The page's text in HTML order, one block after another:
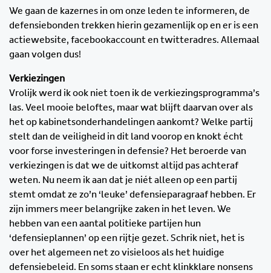
We gaan de kazernes in om onze leden te informeren, de
defensiebonden trekken hierin gezamenlijk op en er is een
actiewebsite, facebookaccount en twitteradres. Allemaal
gaan volgen dus!
Verkiezingen
Vrolijk werd ik ook niet toen ik de verkiezingsprogramma’s
las. Veel mooie beloftes, maar wat blijft daarvan over als
het op kabinetsonderhandelingen aankomt? Welke partij
stelt dan de veiligheid in dit land voorop en knokt écht
voor forse investeringen in defensie? Het beroerde van
verkiezingen is dat we de uitkomst altijd pas achteraf
weten. Nu neem ik aan dat je niét alleen op een partij
stemt omdat ze zo’n ‘leuke’ defensieparagraaf hebben. Er
zijn immers meer belangrijke zaken in het leven. We
hebben van een aantal politieke partijen hun
‘defensieplannen’ op een rijtje gezet. Schrik niet, het is
over het algemeen net zo visieloos als het huidige
defensiebeleid. En soms staan er echt klinkklare nonsens